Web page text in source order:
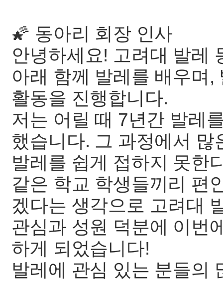
🌠 동아리 회장 인사
안녕하세요! 고려대 발레
아래 함께 발레를 배우며
활동을 진행합니다.
저는 어릴 때 7년간 발레
했습니다. 그 과정에서
발레를 쉽게 접하지 못한
같은 학교 학생들끼리 편
겠다는 생각으로 고려대
관심과 성원 덕분에 이번
하게 되었습니다!
발레에 관심 있는 분들의